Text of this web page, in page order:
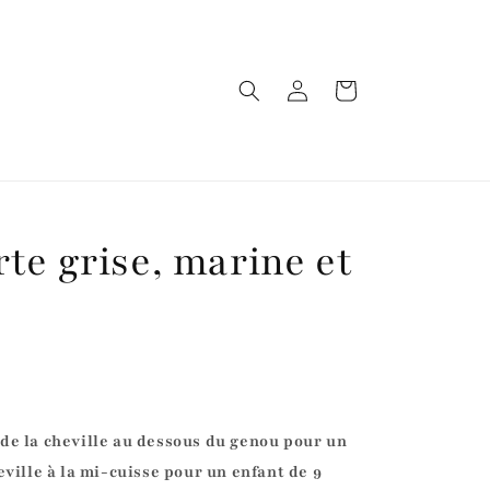
ConnexionPanier
grise, marine et
la cheville au dessous du genou pour un
à la mi-cuisse pour un enfant de 9